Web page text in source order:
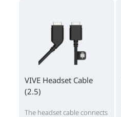
VIVE Headset Cable
(2.5)
The headset cable connects